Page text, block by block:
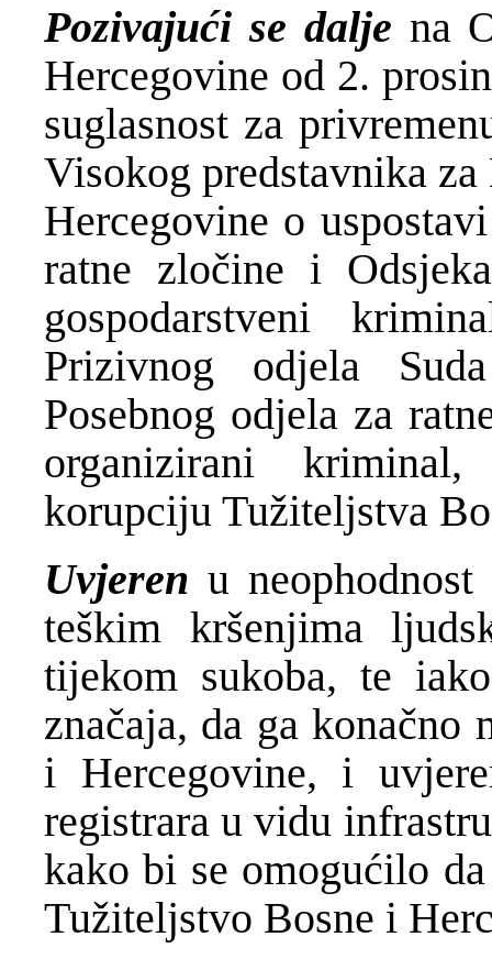
Pozivajući se dalje na
Hercegovine od 2.
suglasnost za
Visokog predstavnika
Hercegovine о
ratne zločine i
gospodarstveni
Prizivnog odjela
Posebnog odjela za
organizirani
korupciju Tužiteljstva
Uvjeren u
teškim kršenjima
tijekom sukoba, te
značaja, da ga konačno
i Hercegovine, i
registrara u vidu
kako bi se omogućilo
Tužiteljstvo Bosne i